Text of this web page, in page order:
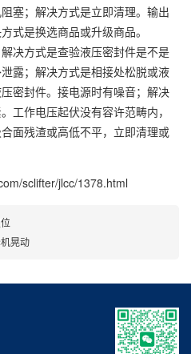
塞；解决方式是立即清理。输出
式是换选商品或升级商品。
决方式是查验液压密封件是不是
露；解决方式是相接处松脱或液
密封件。接电源时有噪音；解决
工作电压起伏没有容许范畴内，
面残渣或高低不平，立即清理或
sclifter/jlcc/1378.html
晃动